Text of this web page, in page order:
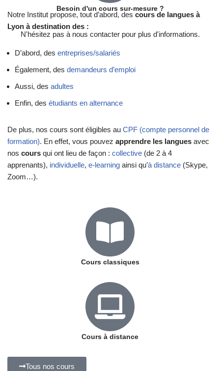
Besoin d'un cours sur-mesure ?
N'hésitez pas à nous contacter pour plus d'informations.
Notre Institut propose, tout d’abord, des cours de langues à
Lyon à destination des :
D’abord, des entreprises/salariés
Également, des demandeurs d’emploi
Aussi, des adultes
Enfin, des étudiants en alternance
De plus, nos cours sont éligibles au CPF (compte personnel de
formation). En effet, vous pouvez apprendre les langues avec
nos cours qui ont lieu de façon : collective (de 2 à 4
apprenants), individuelle, e-learning ainsi qu’à distance (Skype,
Zoom…).
Cours classiques
Cours à distance
Tous nos cours